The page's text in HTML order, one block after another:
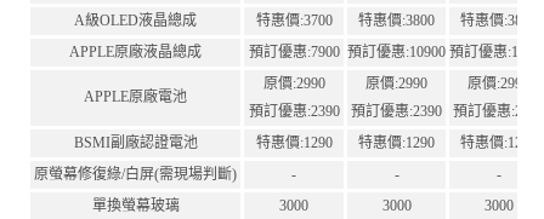
A級OLED液晶總成
特惠價:3700 特惠價:3800
特惠價:3800
APPLE原廠液晶總成
預訂優惠:7900 預訂優惠:10900 預訂優惠
APPLE原廠電池
原價:2990
預訂優惠:2390
原價:2990
預訂優惠:2390
原價:2990
預訂優惠:2390
BSMI副廠認證電池
特惠價:1290 特惠價:1290
特惠價:1290
原螢幕修復綠/白屏(需現場判斷)
- -
-
單換螢幕玻璃
3000 3000
3000